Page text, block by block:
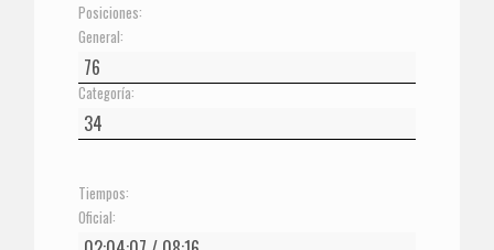
Posiciones:
General:
Categoría:
Tiempos:
Oficial: